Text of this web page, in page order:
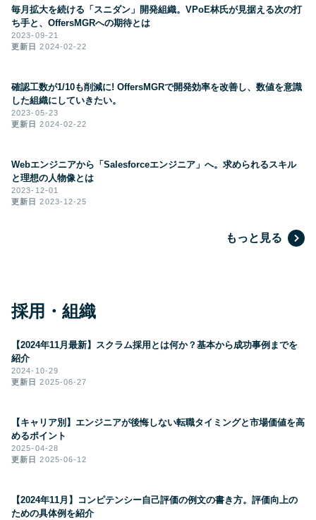
毎月拡大を続ける「スニダン」開発組織。VPoE林氏が見据える次の打
ち手と、OffersMGRへの期待とは
2023-09-21
更新日2024-02-22
確認工数が1/10も削減に! OffersMGRで開発効率を改善し、数値を意識
した組織にしていきたい。
2023-05-23
更新日2024-02-22
Webエンジニアから「Salesforceエンジニア」へ。求められるスキル
と理想の人物像とは
2023-12-01
更新日2023-12-25
もっと見る
採用・組織
【2024年11月最新】スクラム採用とは何か？基本から成功事例までを
紹介
2024-10-29
更新日2025-06-27
【キャリア別】エンジニアが後悔しない転職タイミングと市場価値を高
めるポイント
2025-04-28
更新日2025-06-12
【2024年11月】コンピテンシー自己評価の例文の書き方。評価向上の
ための具体例を紹介